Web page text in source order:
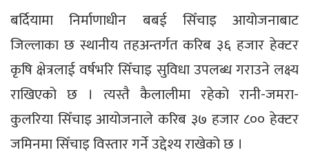
बर्दियामा निर्माणाधीन बबई सिँचाइ आयोजनाबाट
जिल्लाका छ स्थानीय तहअन्तर्गत करिब ३६ हजार हेक्टर
कृषि क्षेत्रलाई वर्षभरि सिँचाइ सुविधा उपलब्ध गराउने लक्ष्य
राखिएको छ । त्यस्तै कैलालीमा रहेको रानी-जमरा-
कुलरिया सिँचाइ आयोजनाले करिब ३७ हजार ८०० हेक्टर
जमिनमा सिँचाइ विस्तार गर्ने उद्देश्य राखेको छ ।